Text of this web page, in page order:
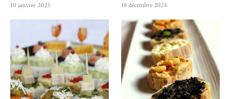
10 janvier 2025 18 décembre 2024